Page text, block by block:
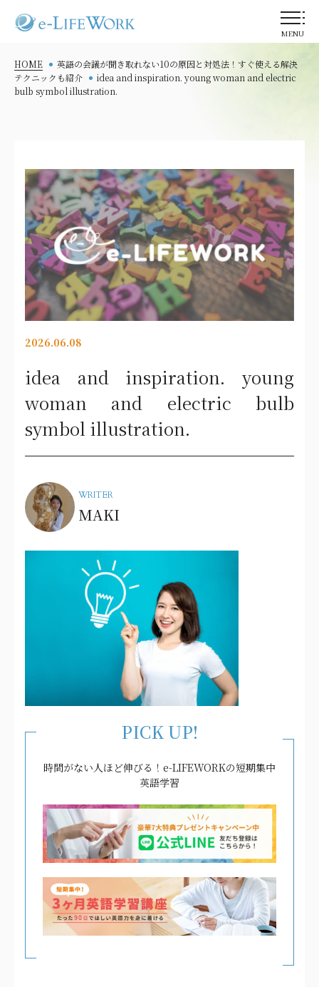
MENU
HOME
英語の会議が聞き取れない10の原因と対処法！すぐ使える解決
テクニックも紹介
idea and inspiration. young woman and electric
bulb symbol illustration.
2026.06.08
idea and inspiration. young
woman and electric bulb
symbol illustration.
WRITER
MAKI
PICK UP!
時間がない人ほど伸びる！e-LIFEWORKの短期集中
英語学習